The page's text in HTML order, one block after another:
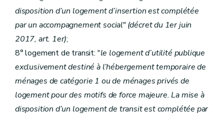
Art. 48
Art. 49
Art. 50
Sous-section 3
Art. 51
Art. 52
Art. 53
Chapitre IV "Des aides aux sociétés de logement de service public" (rétabli par le décret-programme du 17/07/2018, art. 379)
Section première
(
Sous-section première "Des catégories d’aides"
Art. 54
disposition d’un logement d’insertion est complétée
par un accompagnement social" (décret du 1er juin
2017, art. 1er);
8° logement de transit: "le logement d’utilité publique
exclusivement destiné à l’hébergement temporaire de
ménages de catégorie 1 ou de ménages privés de
logement pour des motifs de force majeure. La mise à
disposition d’un logement de transit est complétée par